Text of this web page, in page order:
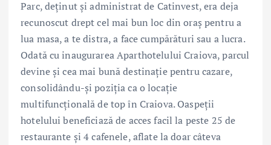
Parc, deținut și administrat de Catinvest, era deja
recunoscut drept cel mai bun loc din oraș pentru a
lua masa, a te distra, a face cumpărături sau a lucra.
Odată cu inaugurarea Aparthotelului Craiova, parcul
devine și cea mai bună destinație pentru cazare,
consolidându-și poziția ca o locație
multifuncțională de top în Craiova. Oaspeții
hotelului beneficiază de acces facil la peste 25 de
restaurante și 4 cafenele, aflate la doar câteva